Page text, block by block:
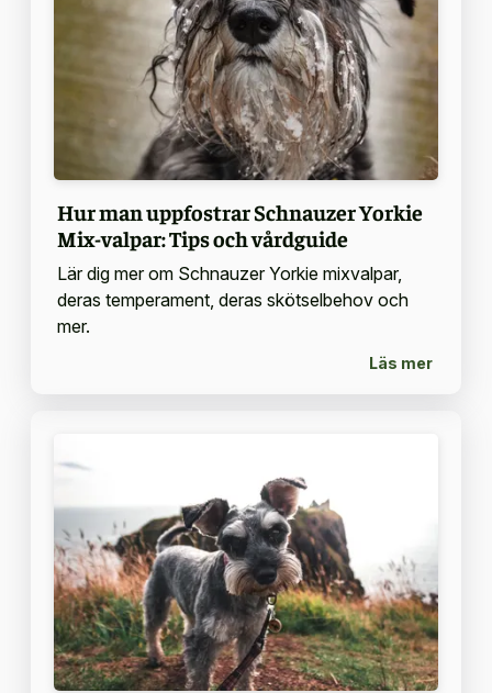
Hur man uppfostrar Schnauzer Yorkie
Mix-valpar: Tips och vårdguide
Lär dig mer om Schnauzer Yorkie mixvalpar,
deras temperament, deras skötselbehov och
mer.
Läs mer